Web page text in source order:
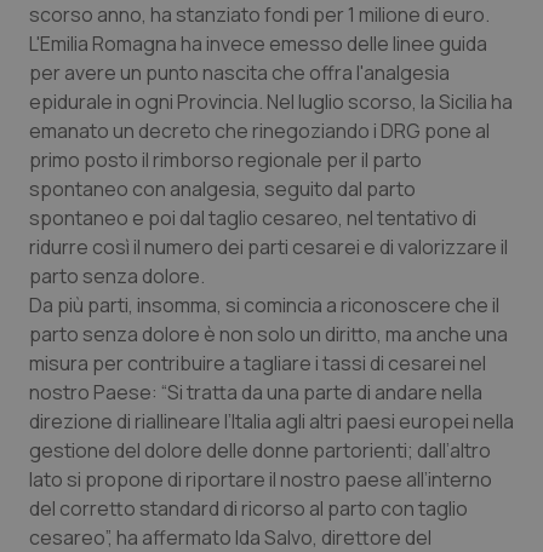
Friuli Venezia Giulia
Lazio
Liguria
Lombardia
Marche
Molise
Piemonte
Provincia Autonoma di Bolzano
Provincia Autonoma di Trento
Dermatite Atopica
Diabete & glucometri
Disturbi dell’umore
Dolore
Donna & Salute
Epatiti
HIV
Infezioni & Febbre
Ipertensione & Scompenso
scorso anno, ha stanziato fondi per 1 milione di euro.
L'Emilia Romagna ha invece emesso delle linee guida
per avere un punto nascita che offra l'analgesia
epidurale in ogni Provincia. Nel luglio scorso, la Sicilia ha
emanato un decreto che rinegoziando i DRG pone al
primo posto il rimborso regionale per il parto
spontaneo con analgesia, seguito dal parto
spontaneo e poi dal taglio cesareo, nel tentativo di
ridurre così il numero dei parti cesarei e di valorizzare il
parto senza dolore.
Da più parti, insomma, si comincia a riconoscere che il
parto senza dolore è non solo un diritto, ma anche una
misura per contribuire a tagliare i tassi di cesarei nel
nostro Paese: “Si tratta da una parte di andare nella
direzione di riallineare l’Italia agli altri paesi europei nella
gestione del dolore delle donne partorienti; dall’altro
lato si propone di riportare il nostro paese all’interno
del corretto standard di ricorso al parto con taglio
cesareo”, ha affermato Ida Salvo, direttore del